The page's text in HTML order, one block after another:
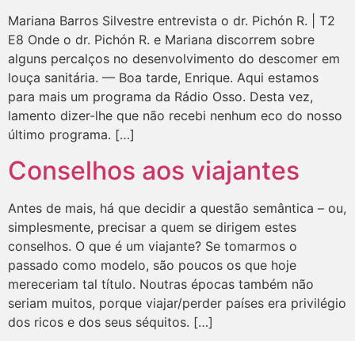
Mariana Barros Silvestre entrevista o dr. Pichón R. | T2
E8 Onde o dr. Pichón R. e Mariana discorrem sobre
alguns percalços no desenvolvimento do descomer em
louça sanitária. — Boa tarde, Enrique. Aqui estamos
para mais um programa da Rádio Osso. Desta vez,
lamento dizer-lhe que não recebi nenhum eco do nosso
último programa. […]
Conselhos aos viajantes
Antes de mais, há que decidir a questão semântica – ou,
simplesmente, precisar a quem se dirigem estes
conselhos. O que é um viajante? Se tomarmos o
passado como modelo, são poucos os que hoje
mereceriam tal título. Noutras épocas também não
seriam muitos, porque viajar/perder países era privilégio
dos ricos e dos seus séquitos. […]